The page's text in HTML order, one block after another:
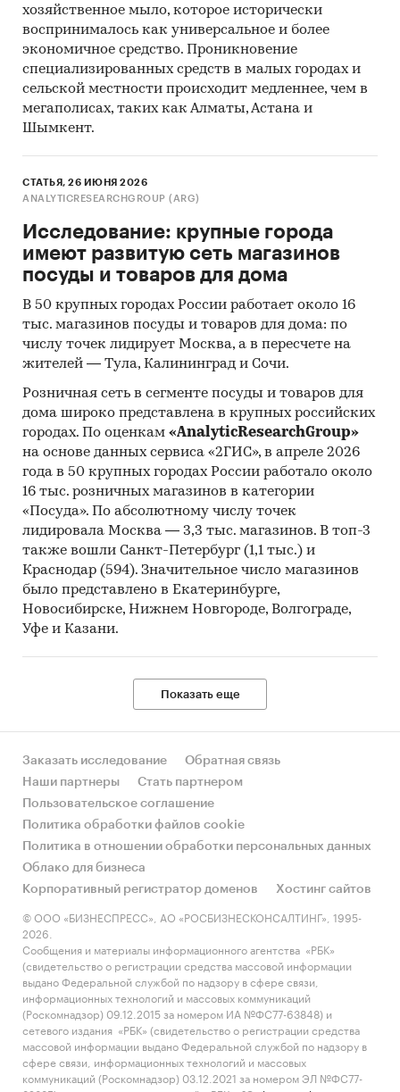
стоимостном выражении занимает сегмент
«Уход за поверхностью». Третье место по
объему занимает сегмент «Средства для мытья
посуды».
Наибольший темп прироста рынка личных
аксессуаров в стоимостном выражении в 2016
г. наблюдается в сегменте «Уход за
прироста занимает сегмент «Средства для
«Розничные магазины» являются наиболее
важным каналом дистрибуции средств по
этот канал было реализовано 71,8% средств по
Средства по уходу за домом в Казахстане
представлены как международной, так и
отечественной продукцией. Международные
компании доминируют в сфере домашнего
ухода. Однако в 2016 году в Казахстане
наблюдалось постепенное увеличение
отечественных производителей.
На всем рассматриваемом периоде
наибольшую долю рынка средств по уходу за
домом в Казахстане занимает Procter & Gamble
Kazakhstan TOO.
Наиболее популярными брендами в 2016 г. в
(Procter & Gamble Co, The), Mif (Procter & Gamble
товары для дома и ремонта / Товары для дома
СНГ / Казахстан
хозяйственное мыло, которое исторически
воспринималось как универсальное и более
экономичное средство. Проникновение
специализированных средств в малых городах и
сельской местности происходит медленнее, чем в
мегаполисах, таких как Алматы, Астана и
Шымкент.
СТАТЬЯ, 26 ИЮНЯ 2026
ANALYTICRESEARCHGROUP (ARG)
Исследование: крупные города
имеют развитую сеть магазинов
посуды и товаров для дома
В 50 крупных городах России работает около 16
тыс. магазинов посуды и товаров для дома: по
числу точек лидирует Москва, а в пересчете на
жителей — Тула, Калининград и Сочи.
Розничная сеть в сегменте посуды и товаров для
дома широко представлена в крупных российских
городах. По оценкам «AnalyticResearchGroup»
на основе данных сервиса «2ГИС», в апреле 2026
года в 50 крупных городах России работало около
16 тыс. розничных магазинов в категории
«Посуда». По абсолютному числу точек
лидировала Москва — 3,3 тыс. магазинов. В топ-3
также вошли Санкт-Петербург (1,1 тыс.) и
Краснодар (594). Значительное число магазинов
было представлено в Екатеринбурге,
Новосибирске, Нижнем Новгороде, Волгограде,
Уфе и Казани.
Показать еще
Заказать исследование
Обратная связь
Наши партнеры
Стать партнером
Пользовательское соглашение
Политика обработки файлов cookie
Политика в отношении обработки персональных данных
Облако для бизнеса
Корпоративный регистратор доменов
Хостинг сайтов
© ООО «БИЗНЕСПРЕСС», АО «РОСБИЗНЕСКОНСАЛТИНГ», 1995-
2026.
Сообщения и материалы информационного агентства «РБК»
(свидетельство о регистрации средства массовой информации
выдано Федеральной службой по надзору в сфере связи,
информационных технологий и массовых коммуникаций
(Роскомнадзор) 09.12.2015 за номером ИА №ФС77-63848) и
сетевого издания «РБК» (свидетельство о регистрации средства
массовой информации выдано Федеральной службой по надзору в
сфере связи, информационных технологий и массовых
коммуникаций (Роскомнадзор) 03.12.2021 за номером ЭЛ №ФС77-